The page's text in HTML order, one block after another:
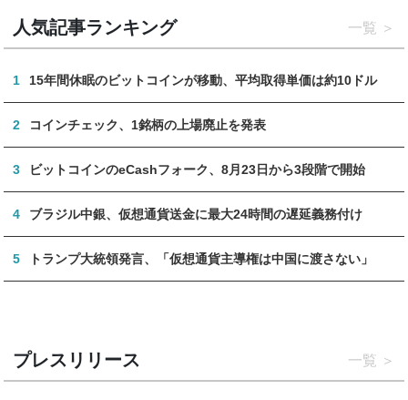
人気記事ランキング 一覧
1 15年間休眠のビットコインが移動、平均取得単価は約10ドル
2 コインチェック、1銘柄の上場廃止を発表
3 ビットコインのeCashフォーク、8月23日から3段階で開始
4 ブラジル中銀、仮想通貨送金に最大24時間の遅延義務付け
5 トランプ大統領発言、「仮想通貨主導権は中国に渡さない」
プレスリリース 一覧